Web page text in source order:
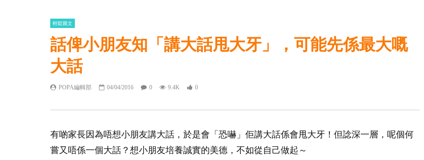
輕鬆圖文
話俾小朋友知「講大話甩大牙」，可能先係最大嘅
大話
POPA編輯部 04/04/2016 0 9.4K 0
有啲家長因為唔想小朋友講大話，於是會「恐嚇」佢講大話係會甩大牙！但諗深一層，呢個何
嘗又唔係一個大話？想小朋友培養誠實的美德，不如從自己做起～